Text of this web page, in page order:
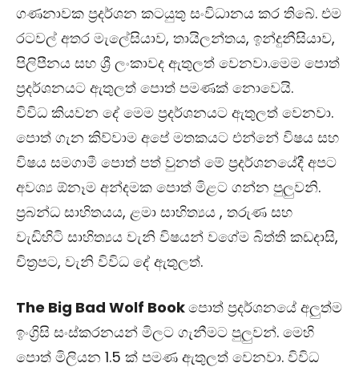
ගණනාවක ප්‍රදර්ශන කටයුතු සංවිධානය කර තිබේ. එම
රටවල් අතර මැලේසියාව, තායිලන්තය, ඉන්දුනීසියාව,
පිලිපීනය සහ ශ්‍රී ලංකාවද ඇතුලත් වෙනවා.මෙම පොත්
ප්‍රදර්ශනයට ඇතුලත් පොත් පමණක් නොවෙයි.
විවිධ කියවන දේ මෙම ප්‍රදර්ශනයට ඇතුලත් වෙනවා.
පොත් ගැන කිව්වාම අපේ මතකයට එන්නේ විෂය සහ
විෂය සමගාමී පොත් පත් වුනත් මේ ප්‍රදර්ශනයේදී අපට
අවශ්‍ය ඕනෑම අන්දමක පොත් මිළට ගන්න පුලුවනි.
ප්‍රබන්ධ සාහිතයය, ළමා සාහිත්‍යය , තරුණ සහ
වැඩිහිටි සාහිත්‍යය වැනි විෂයන් වගේම බිත්ති කඩදාසි,
චිත්‍රපට, වැනි විවිධ දේ ඇතුලත්.
The Big Bad Wolf Bookපොත් ප්‍රදර්ශනයේ අලුත්ම
ඉංග්‍රිසි සංස්කරනයන් මිලට ගැනීමට පුලුවන්. මෙහි
පොත් මිලියන 1.5 ක් පමණ ඇතුලත් වෙනවා. විවිධ